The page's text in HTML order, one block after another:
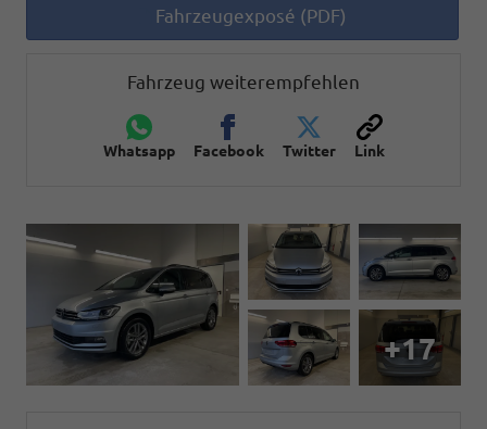
Fahrzeugexposé (PDF)
Fahrzeug weiterempfehlen
Whatsapp Facebook Twitter Link
+17